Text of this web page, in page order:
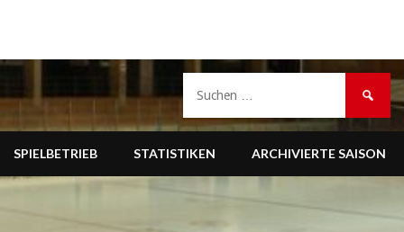
SPIELBETRIEB STATISTIKEN ARCHIVIERTE SAISON
nach: